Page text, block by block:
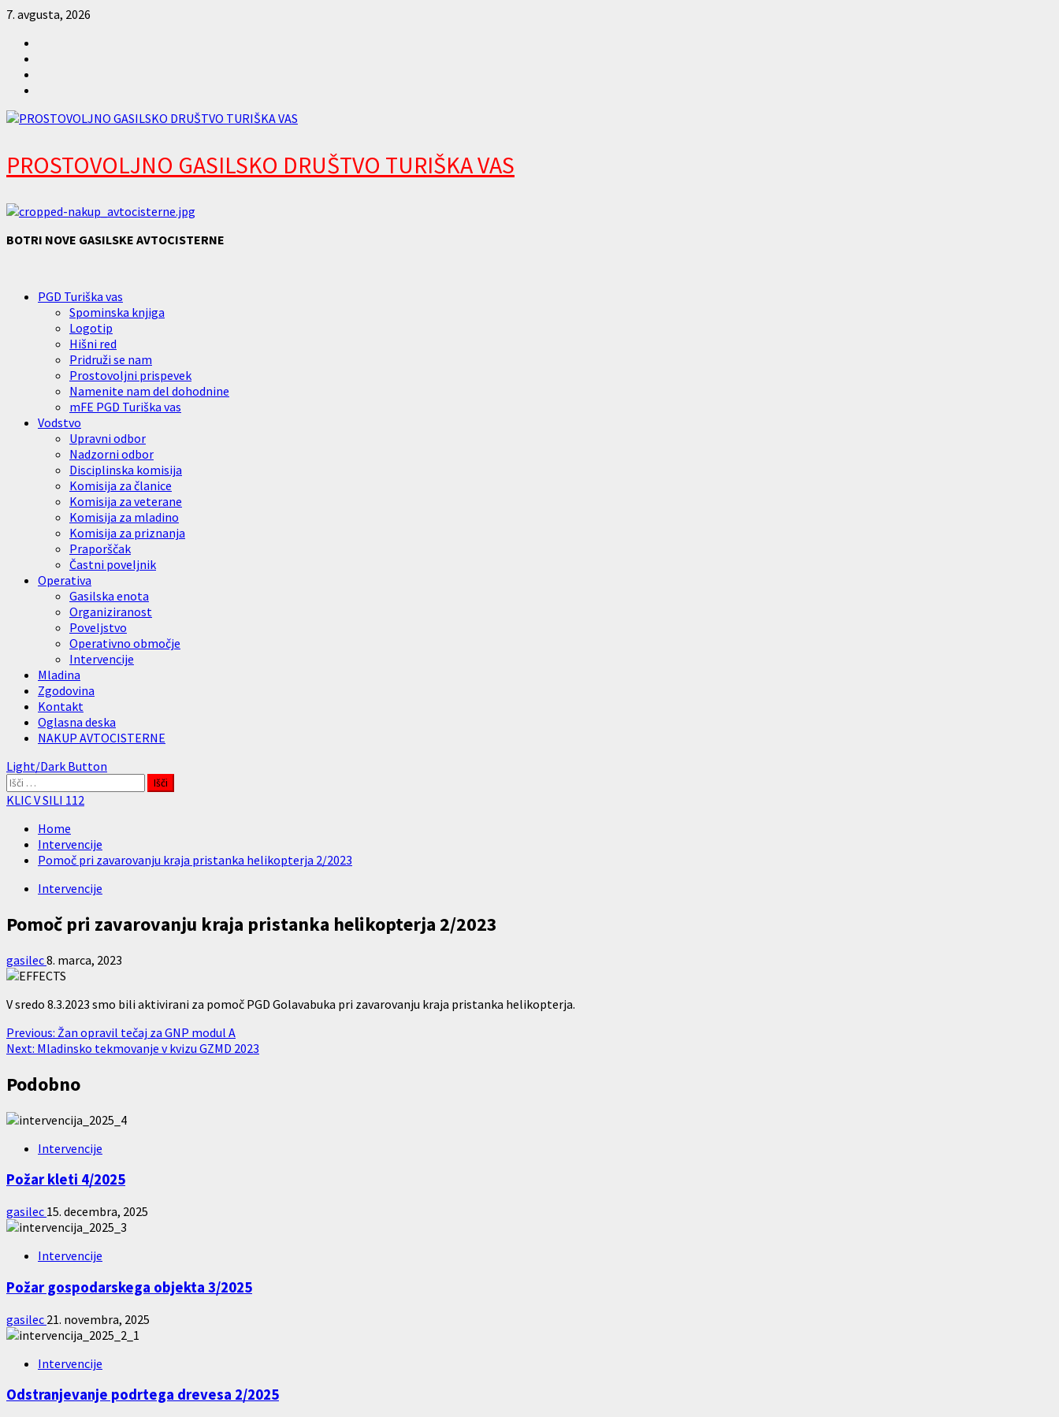
Skip
content
7. avgusta, 2026
PROSTOVOLJNO GASILSKO DRUŠTVO TURIŠKA VAS
BOTRI NOVE GASILSKE AVTOCISTERNE
PrimaryPGD Turiška vas
Spominska knjiga
Logotip
Hišni red
Pridruži se nam
Prostovoljni prispevek
Namenite nam del dohodnine
mFE PGD Turiška vas
Vodstvo
Upravni odbor
Nadzorni odbor
Disciplinska komisija
Komisija za članice
Komisija za veterane
Komisija za mladino
Komisija za priznanja
Praporščak
Častni poveljnik
Operativa
Gasilska enota
Organiziranost
Poveljstvo
Operativno območje
Intervencije
Mladina
Zgodovina
Kontakt
Oglasna deska
NAKUP AVTOCISTERNE
Light/Dark Button
Išči:
KLIC V SILI 112
Home
Intervencije
Pomoč pri zavarovanju kraja pristanka helikopterja 2/2023
Intervencije
Pomoč pri zavarovanju kraja pristanka helikopterja 2/2023
gasilec8. marca, 2023
V sredo 8.3.2023 smo bili aktivirani za pomoč PGD Golavabuka pri zavarovanju kraja pristanka helikopterja.
Post
navigation
Previous: Žan opravil tečaj za GNP modul A
Next: Mladinsko tekmovanje v kvizu GZMD 2023
Podobno
Intervencije
Požar kleti 4/2025
gasilec 15. decembra, 2025
Intervencije
Požar gospodarskega objekta 3/2025
gasilec 21. novembra, 2025
Intervencije
Odstranjevanje podrtega drevesa 2/2025